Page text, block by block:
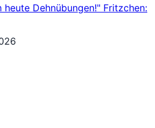
Dehnübungen!" Fritzchen: